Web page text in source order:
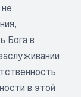
Бога в
в этой